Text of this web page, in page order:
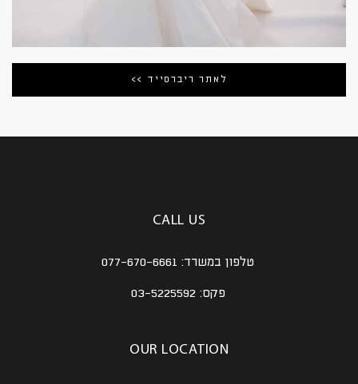
לאתר ריברסייד >>
CALL US
טלפון במשרד: 077-670-6661
פקס:03-5225592
OUR LOCATION